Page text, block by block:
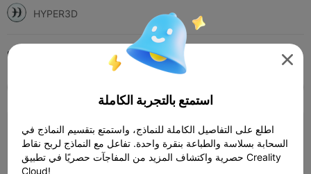
HYPER3D
Print Settings (9) إضافة أخرى 
طبقة 0.2 مم، 3 جدران، تعبئة 15%
23m 51s  1 plates 11.57g

استمتع بالتجربة الكاملة
اطلع على التفاصيل الكاملة للنماذج، واستمتع بتقسيم النماذج في
السحابة بسلاسة والطباعة بنقرة واحدة. تفاعل مع النماذج لربح نقاط
حصرية واكتشاف المزيد من المفاجآت حصريًا في تطبيق Creality
Cloud!